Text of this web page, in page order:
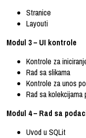
Stranice
Layouti
Modul 3 – UI kontrole
Kontrole za
Rad sa slikama
Kontrole za unos
Rad sa kolekcijama
Modul 4 – Rad sa
Uvod u SQLit